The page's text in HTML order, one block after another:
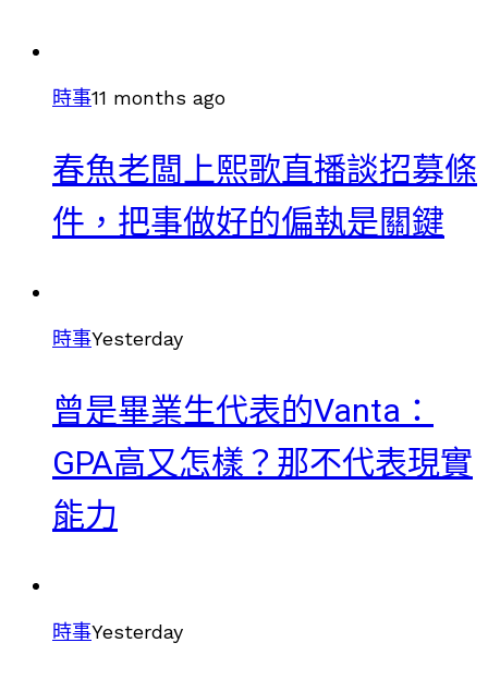
時事11 months ago
春魚老闆上熙歌直播談招募條
件，把事做好的偏執是關鍵
時事Yesterday
曾是畢業生代表的Vanta：
GPA高又怎樣？那不代表現實
能力
時事Yesterday